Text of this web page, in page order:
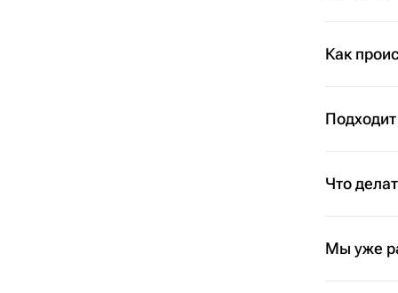
Как
Что
Мы уже